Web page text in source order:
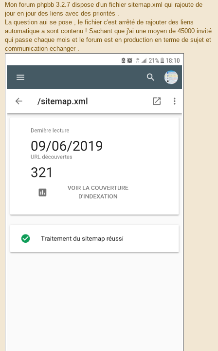
s
g
e
Mon forum phpbb 3.2.7 dispose d'un fichier sitemap.xml qui rajoute de
jour en jour des liens avec des priorités .
La question aui se pose , le fichier c'est arrêté de rajouter des liens
automatique a sont contenu ! Sachant que j'ai une moyen de 45000 invité
qui passe chaque mois et le forum est en production en terme de sujet et
communication echanger .